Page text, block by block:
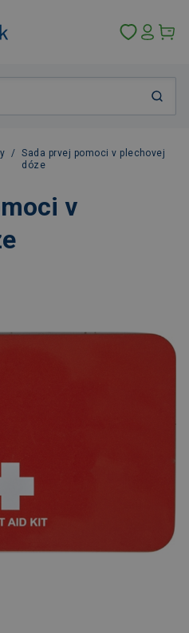
/
Sada prvej pomoci v plechovej
dóze
v